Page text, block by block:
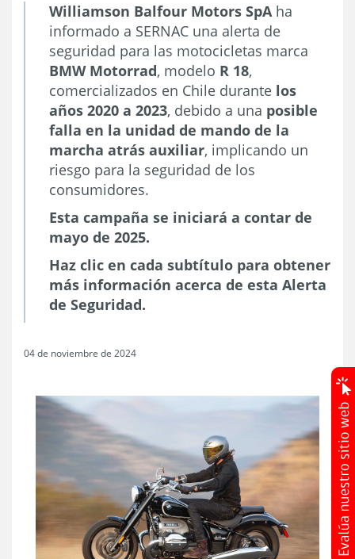
Williamson Balfour Motors SpA ha
informado a SERNAC una alerta de
seguridad para las motocicletas marca
BMW Motorrad, modelo R 18,
comercializados en Chile durante los
años 2020 a 2023, debido a una posible
falla en la unidad de mando de la
marcha atrás auxiliar, implicando un
riesgo para la seguridad de los
consumidores.
Esta campaña se iniciará a contar de
mayo de 2025.
Haz clic en cada subtítulo para obtener
más información acerca de esta Alerta
de Seguridad.
04 de noviembre de 2024